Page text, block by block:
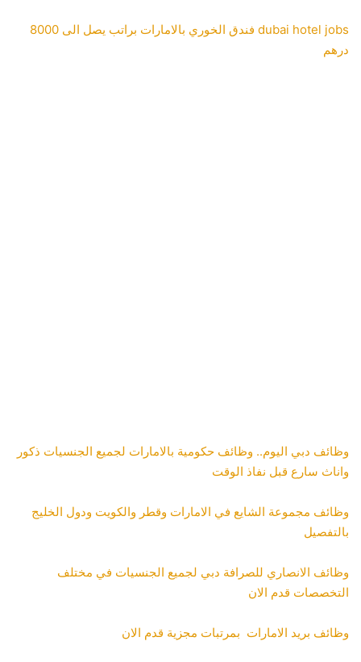
dubai hotel jobs فندق الخوري بالامارات براتب يصل الى 8000
درهم
وظائف دبي اليوم.. وظائف حكومية بالامارات لجميع الجنسيات ذكور
واناث سارع قبل نفاذ الوقت
وظائف مجموعة الشايع في الامارات وقطر والكويت ودول الخليج
بالتفصيل
وظائف الانصاري للصرافة دبي لجميع الجنسيات في مختلف
التخصصات قدم الان
وظائف بريد الامارات بمرتبات مجزية قدم الان